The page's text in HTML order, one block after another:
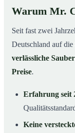
Warum Mr.
Seit fast zwei
Deutschland auf
verlässliche
Preise.
Erfahrung seit
Keine